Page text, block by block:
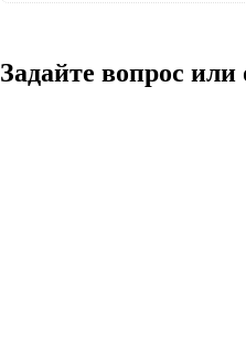
Задайте вопрос или